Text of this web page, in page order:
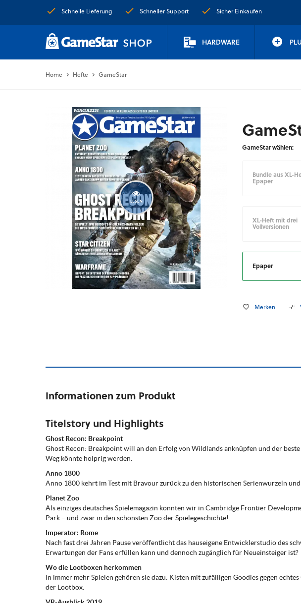
Schnelle Lieferung Schneller Support Sicher Einkaufen
HARDWARE
Home Hefte GameStar
LESEN
GameStar wählen:
Bundle aus XL-
Epaper
XL-Heft mit drei
Vollversionen
Epaper
Merken
Informationen zum Produkt
Titelstory und Highlights
Ghost Recon: Breakpoint
Ghost Recon: Breakpoint will an den Erfolg von Wildlands anknüpfen und der
Weg könnte holprig werden.
Anno 1800
Anno 1800 kehrt im Test mit Bravour zurück zu den historischen Serienwurzeln
Planet Zoo
Als einziges deutsches Spielemagazin konnten wir in Cambridge Frontier
Park – und zwar in den schönsten Zoo der Spielegeschichte!
Imperator: Rome
Nach fast drei Jahren Pause veröffentlicht das hauseigene Entwicklerstudio des
Erwartungen der Fans erfüllen kann und dennoch zugänglich für Neueinsteiger ist?
Wo die Lootboxen herkommen
In immer mehr Spielen gehören sie dazu: Kisten mit zufälligen Goodies gegen
der Lootbox.